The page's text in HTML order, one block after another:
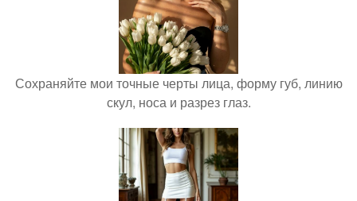
Сохраняйте мои точные черты лица, форму губ, линию
скул, носа и разрез глаз.